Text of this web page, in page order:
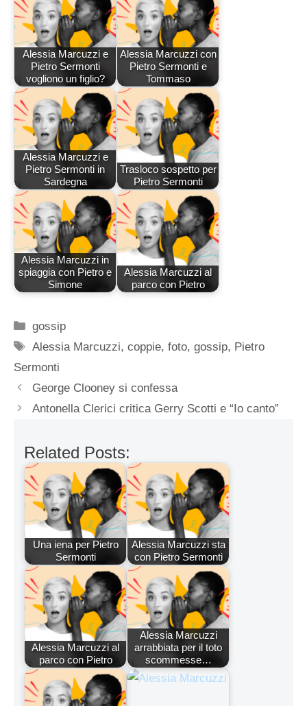
Alessia Marcuzzi e
Pietro Sermonti
vogliono un figlio?
Alessia Marcuzzi con
Pietro Sermonti e
Tommaso
Alessia Marcuzzi e
Pietro Sermonti in
Sardegna
Trasloco sospetto per
Pietro Sermonti
Alessia Marcuzzi in
spiaggia con Pietro e
Simone
Alessia Marcuzzi al
parco con Pietro
Categorie
gossip
Tag
Alessia Marcuzzi,coppie,foto,gossip, Pietro
Sermonti
George Clooney si confessa
Antonella Clerici critica Gerry Scotti e “Io canto”
Related Posts:
Una iena per Pietro
Sermonti
Alessia Marcuzzi sta
con Pietro Sermonti
Alessia Marcuzzi al
parco con Pietro
Alessia Marcuzzi
arrabbiata per il toto
scommesse…